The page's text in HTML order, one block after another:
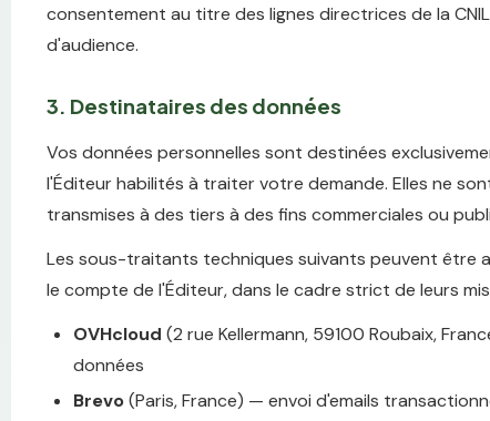
consentement au titre des lignes directrices de la
d'audience.
3. Destinataires des données
Vos données personnelles sont destinées
l'Éditeur habilités à traiter votre demande. Elles ne
transmises à des tiers à des fins commerciales ou
Les sous-traitants techniques suivants peuvent être
le compte de l'Éditeur, dans le cadre strict de leurs
OVHcloud (2 rue Kellermann, 59100 Roubaix,
données
Brevo(Paris, France) — envoi d'emails